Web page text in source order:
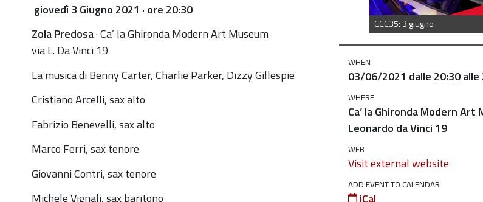
CCC35: 3 giugno
fabrizio-
bosso
CCC35:
Jazz
in'it
combo
meets
Fabrizio
Bosso
2021-
WHEN
03/06/2021 dalle 20:30alle
WHERE
Ca’ la Ghironda Modern Art
Leonardo da Vinci 19
WEB
Visit external website
ADD EVENT TO CALENDAR
giovedì 3 Giugno 2021 · ore 20:30
Zola Predosa·Ca’ la Ghironda Modern Art Museum
via L. Da Vinci 19
La musica diBenny Carter, Charlie Parker, Dizzy Gillespie
Cristiano Arcelli, sax alto
Fabrizio Benevelli, sax alto
Marco Ferri, sax tenore
Giovanni Contri, sax tenore
Michele Vignali, sax baritono